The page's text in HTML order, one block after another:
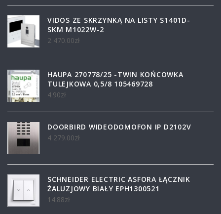
VIDOS ZE SKRZYNKĄ NA LISTY S1401D-
SKM M1022W-2
2 470.00zł
HAUPA 270778/25 -TWIN KOŃCOWKA
TULEJKOWA 0,5/8 105469728
4.90zł
DOORBIRD WIDEODOMOFON IP D2102V
4 279.00zł
SCHNEIDER ELECTRIC ASFORA ŁĄCZNIK
ŻALUZJOWY BIAŁY EPH1300521
14.88zł